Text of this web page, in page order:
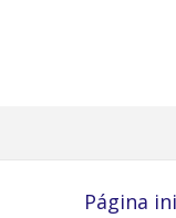
Página